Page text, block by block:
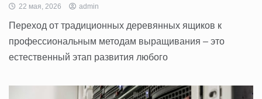
22 мая, 2026 admin
Переход от традиционных деревянных ящиков к
профессиональным методам выращивания – это
естественный этап развития любого